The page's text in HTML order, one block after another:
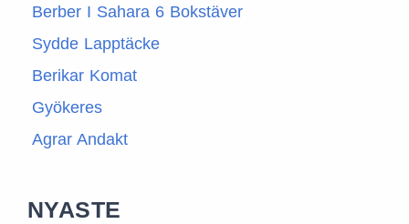
Berber I Sahara 6 Bokstäver
Sydde Lapptäcke
Berikar Komat
Gyökeres
Agrar Andakt
NYASTE